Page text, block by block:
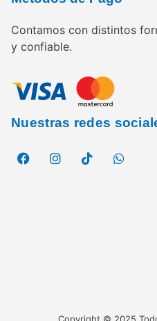
Contamos con distintos
y confiable.
Nuestras redes